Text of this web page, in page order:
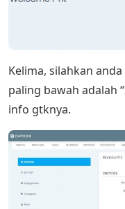
Kelima, silahkan
paling bawah adalah
info gtknya.